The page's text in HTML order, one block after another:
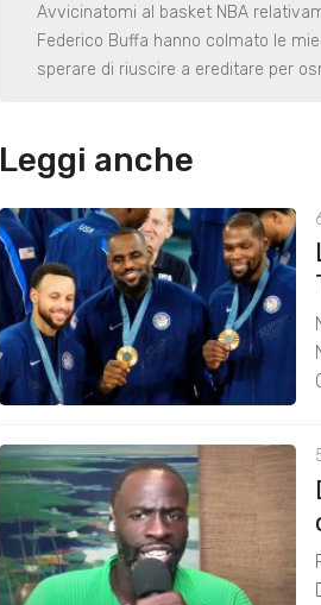
Avvicinatomi al basket NBA
Federico Buffa hanno colmato le
sperare di riuscire a ereditare per
Leggi anche